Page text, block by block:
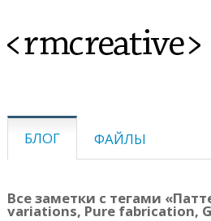
<rmcreative>
БЛОГ ФАЙЛЫ
Все заметки с тегами
variations, Pure fabrication,